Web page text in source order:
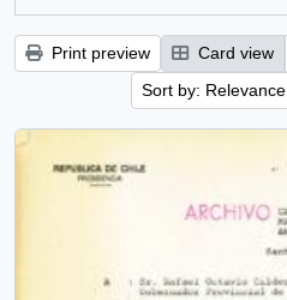
Print preview Card view
Sort by: Relevance